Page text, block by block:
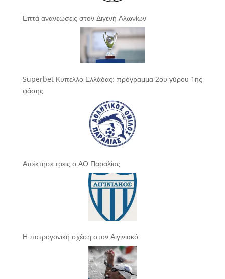
Επτά ανανεώσεις στον Διγενή Αλωνίων
Superbet Κύπελλο Ελλάδας: πρόγραμμα 2ου γύρου 1ης
φάσης
Απέκτησε τρεις ο ΑΟ Παραλίας
Η πατρογονική σχέση στον Αιγινιακό